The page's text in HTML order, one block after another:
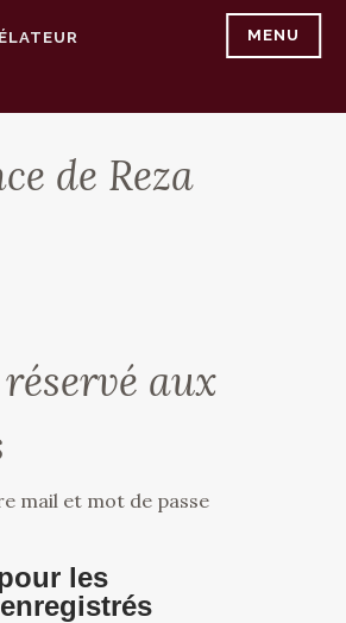
MENU
de Reza
aux
mail et mot de passe
les